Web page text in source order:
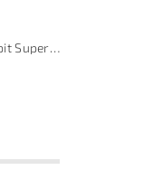
Koch Chemie Cockpit Super Pflege - ošetření vnitřních plastů, objem: 1 L